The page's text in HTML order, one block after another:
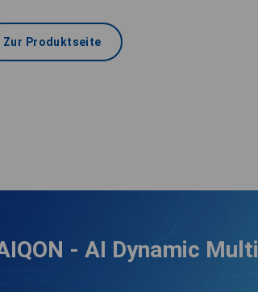
Zur Produktseite
- AI Dynamic